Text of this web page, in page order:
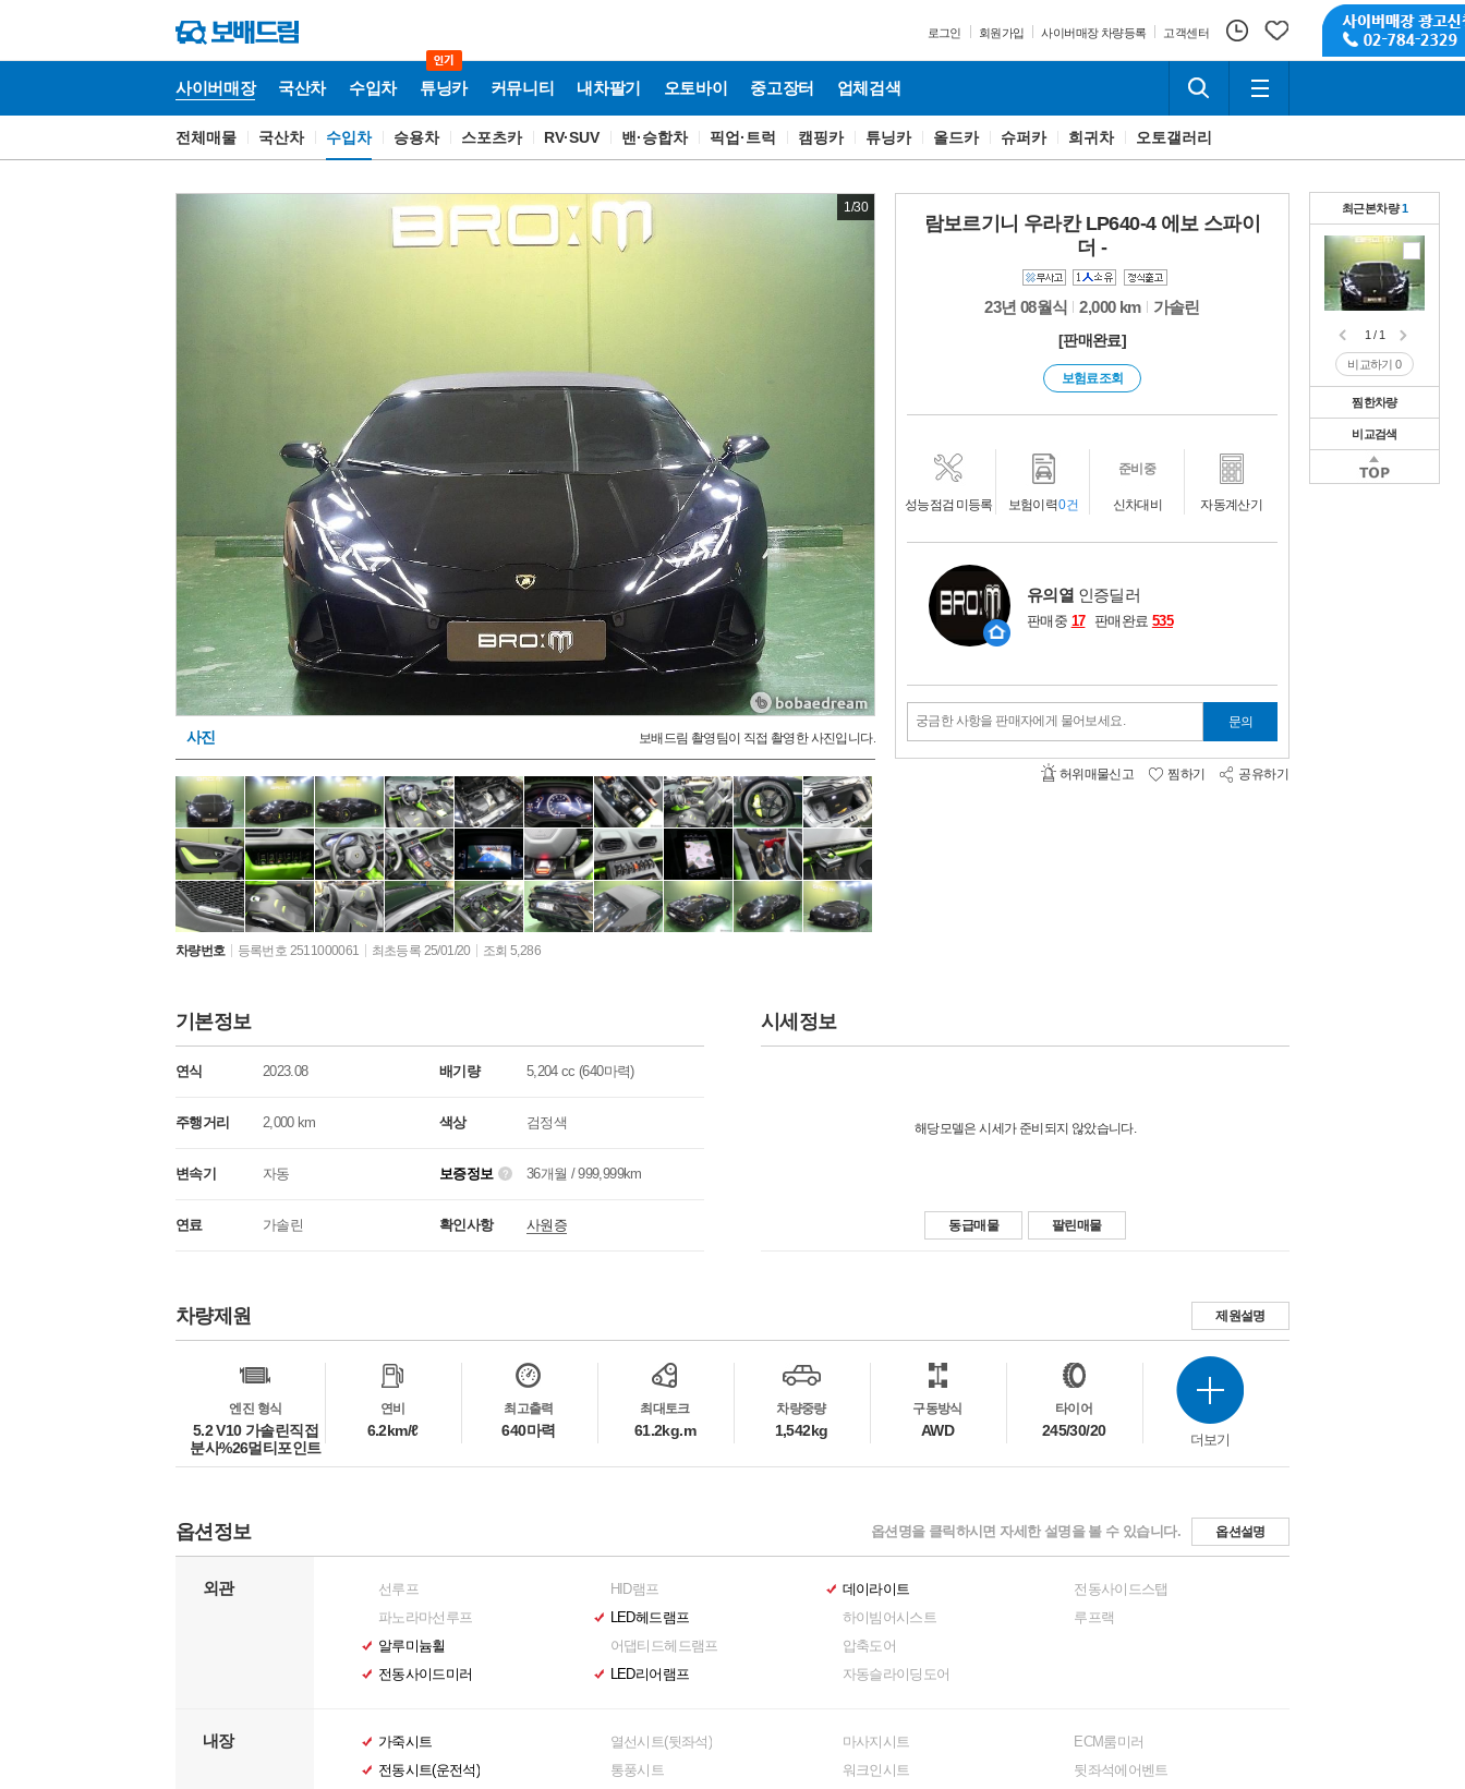
로그인 회원가입 사이버매장 차량등록 고객센터
사이버매장 국산차 수입차 튜닝카 커뮤니티 내차팔기 오토바이 중고장터 업체검색
사
전체매물 국산차 수입차 승용차 스포츠카 RV·SUV 밴·승합차 픽업·트럭 캠핑카 튜닝카 올드카 슈퍼카 희귀차 오토갤러리
1/30
사진 보배드림 촬영팀이 직접 촬영한 사진입니다.
차량번호 등록번호 2511000061 최초등록 25/01/20 조회 5,286
람보르기니 우라칸 LP640-4 에보 스파이
더 -
23년 08월식 2,000 km 가솔린
[판매완료]
보험료조회
성능점검 미등록 보험이력0건 신차대비
준비중
자동계산기
유의열 인증딜러
판매중 17 판매완료 535
궁금한 사항을 판매자에게 물어보세요. 문의
허위매물신고 찜하기 공유하기
기본정보
연식 2023.08 배기량 5,204 cc (640마력)
주행거리 2,000 km 색상 검정색
변속기 자동 보증정보 36개월 / 999,999km
연료 가솔린 확인사항 사원증
시세정보
해당모델은 시세가 준비되지 않았습니다.
동급매물 팔린매물
차량제원
제원설명
엔진 형식
5.2 V10 가솔린직접
분사%26멀티포인트
연비
6.2km/ℓ
최고출력
640마력
최대토크
61.2kg.m
차량중량
1,542kg
구동방식
AWD
타이어
245/30/20
더보기
옵션정보 옵션명을 클릭하시면 자세한 설명을 볼 수 있습니다. 옵션설명
외관
선루프
파노라마선루프
알루미늄휠
전동사이드미러
HID램프
LED헤드램프
어댑티드헤드램프
LED리어램프
데이라이트
하이빔어시스트
압축도어
자동슬라이딩도어
전동사이드스탭
루프랙
내장
가죽시트
전동시트(운전석)
열선시트(뒷좌석)
통풍시트
마사지시트
워크인시트
ECM룸미러
뒷좌석에어벤트
최근본차량1
1 / 1
비교하기0
찜한차량
1 / 1
비교하기
비교검색
1 / 1